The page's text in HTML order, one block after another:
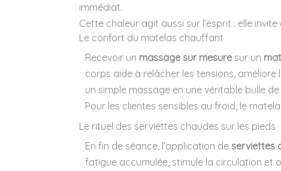
immédiat.
Cette chaleur agit aussi sur l’esprit : elle
Le confort du matelas chauffant
Recevoir un massage sur mesure sur un
corps aide à relâcher les tensions,
un simple massage en une véritable bulle
Pour les clientes sensibles au froid, le
Le rituel des serviettes chaudes sur les pieds
En fin de séance, l’application de serviettes
fatigue accumulée, stimule la circulation et